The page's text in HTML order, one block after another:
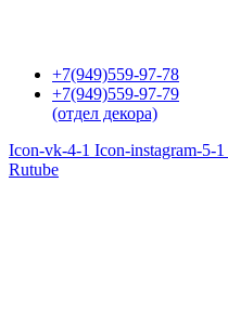
+7(949)559-97-78
+7(949)559-97-79
(отдел декора)
Icon-vk-4-1 Icon-instagram-5-1
Rutube